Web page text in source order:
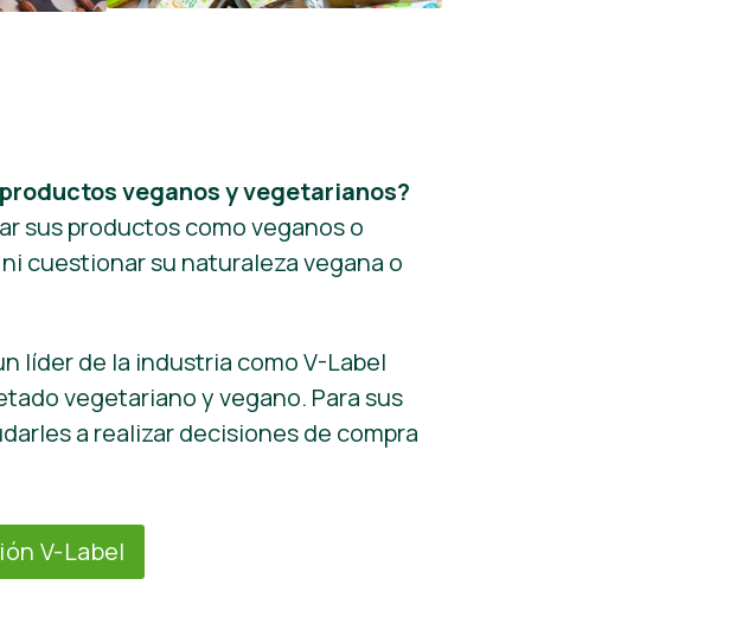
veganos y vegetarianos?
sus productos como veganos o
cuestionar su naturaleza vegana o
líder de la industria como V-Label
vegetariano y vegano. Para sus
a realizar decisiones de compra
V-Label